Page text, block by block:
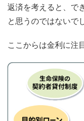
返済を考えると、で
と思うのではないで
ここからは金利に注